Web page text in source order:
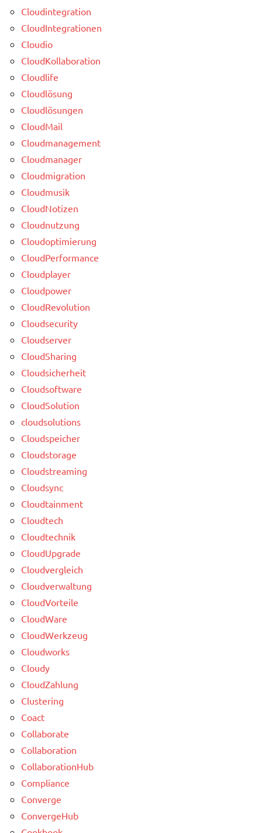
Cloudintegration
CloudIntegrationen
Cloudio
CloudKollaboration
Cloudlife
Cloudlösung
Cloudlösungen
CloudMail
Cloudmanagement
Cloudmanager
Cloudmigration
Cloudmusik
CloudNotizen
Cloudnutzung
Cloudoptimierung
CloudPerformance
Cloudplayer
Cloudpower
CloudRevolution
Cloudsecurity
Cloudserver
CloudSharing
Cloudsicherheit
Cloudsoftware
CloudSolution
cloudsolutions
Cloudspeicher
Cloudstorage
Cloudstreaming
Cloudsync
Cloudtainment
Cloudtech
Cloudtechnik
CloudUpgrade
Cloudvergleich
Cloudverwaltung
CloudVorteile
CloudWare
CloudWerkzeug
Cloudworks
Cloudy
CloudZahlung
Clustering
Coact
Collaborate
Collaboration
CollaborationHub
Compliance
Converge
ConvergeHub